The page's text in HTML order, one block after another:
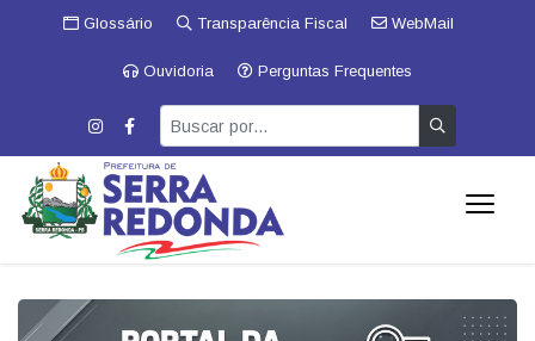
Glossário Transparência Fiscal WebMail
Ouvidoria Perguntas Frequentes